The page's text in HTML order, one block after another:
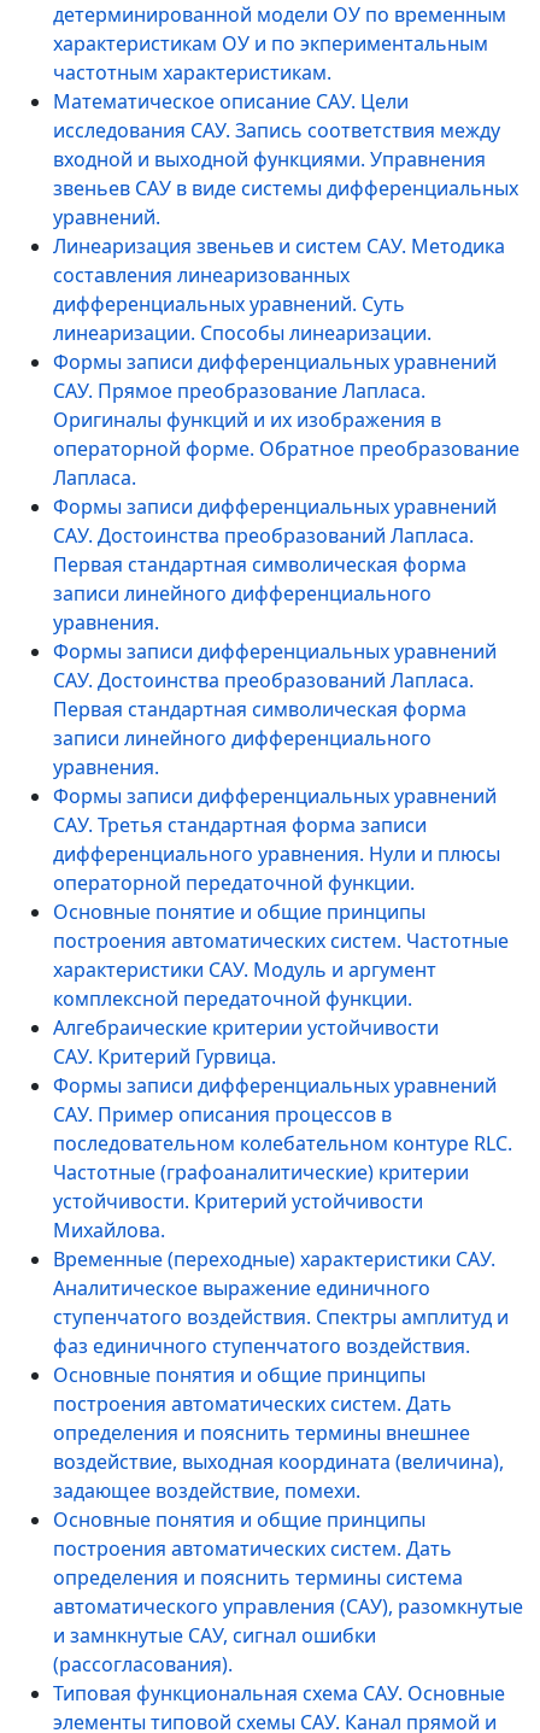
детерминированной модели ОУ по временным
характеристикам ОУ и по экпериментальным
частотным характеристикам.
Математическое описание САУ. Цели
исследования САУ. Запись соответствия между
входной и выходной функциями. Управнения
звеньев САУ в виде системы дифференциальных
уравнений.
Линеаризация звеньев и систем САУ. Методика
составления линеаризованных
дифференциальных уравнений. Суть
линеаризации. Способы линеаризации.
Формы записи дифференциальных уравнений
САУ. Прямое преобразование Лапласа.
Оригиналы функций и их изображения в
операторной форме. Обратное преобразование
Лапласа.
Формы записи дифференциальных уравнений
САУ. Достоинства преобразований Лапласа.
Первая стандартная символическая форма
записи линейного дифференциального
уравнения.
Формы записи дифференциальных уравнений
САУ. Достоинства преобразований Лапласа.
Первая стандартная символическая форма
записи линейного дифференциального
уравнения.
Формы записи дифференциальных уравнений
САУ. Третья стандартная форма записи
дифференциального уравнения. Нули и плюсы
операторной передаточной функции.
Основные понятие и общие принципы
построения автоматических систем. Частотные
характеристики САУ. Модуль и аргумент
комплексной передаточной функции.
Алгебраические критерии устойчивости
САУ. Критерий Гурвица.
Формы записи дифференциальных уравнений
САУ. Пример описания процессов в
последовательном колебательном контуре RLC.
Частотные (графоаналитические) критерии
устойчивости. Критерий устойчивости
Михайлова.
Временные (переходные) характеристики САУ.
Аналитическое выражение единичного
ступенчатого воздействия. Спектры амплитуд и
фаз единичного ступенчатого воздействия.
Основные понятия и общие принципы
построения автоматических систем. Дать
определения и пояснить термины внешнее
воздействие, выходная координата (величина),
задающее воздействие, помехи.
Основные понятия и общие принципы
построения автоматических систем. Дать
определения и пояснить термины система
автоматического управления (САУ), разомкнутые
и замнкнутые САУ, сигнал ошибки
(рассогласования).
Типовая функциональная схема САУ. Основные
элементы типовой схемы САУ. Канал прямой и